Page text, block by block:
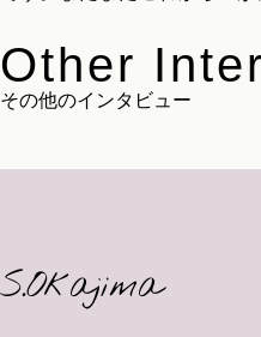
Other
その他のインタビュー
S.Okajima